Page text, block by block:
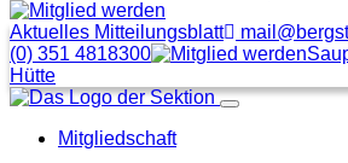
Klick
auf
Link
man
Aktuelles Mitteilungsblatt
(0) 351 4818300
Hütte
Menübutton
Mitgliedschaft